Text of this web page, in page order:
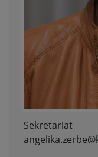
Sekretariat